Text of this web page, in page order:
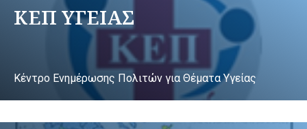
ΚΕΠ ΥΓΕΙΑΣ
Κέντρο Ενημέρωσης Πολιτών για Θέματα Υγείας